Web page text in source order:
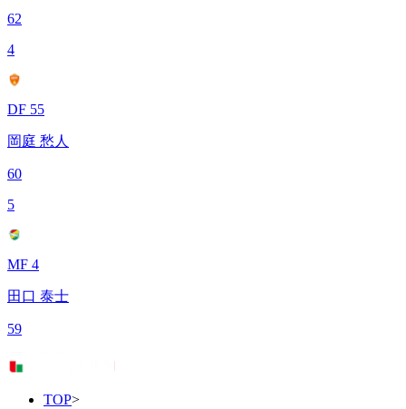
62
4
DF 55
岡庭 愁人
60
5
MF 4
田口 泰士
59
TOP>